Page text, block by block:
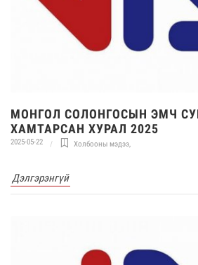
МОНГОЛ СОЛОНГОСЫН ЭМЧ
ХАМТАРСАН ХУРАЛ 2025
2025-05-22 Холбооны мэдээ,
Дэлгэрэнгүй